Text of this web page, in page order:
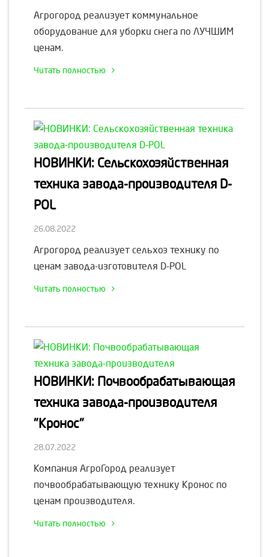
Агрогород реализует коммунальное
оборудование для уборки снега по ЛУЧШИМ
ценам.
Читать полностью
НОВИНКИ: Сельскохозяйственная
техника завода-производителя D-
POL
26.08.2022
Агрогород реализует сельхоз технику по
ценам завода-изготовителя D-POL
Читать полностью
НОВИНКИ: Почвообрабатывающая
техника завода-производителя
"Кронос"
28.07.2022
Компания АгроГород реализует
почвообрабатывающую технику Кронос по
ценам производителя.
Читать полностью